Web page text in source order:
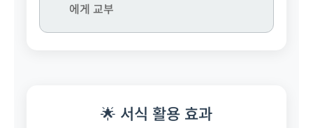
에게 교부
🌟 서식 활용 효과